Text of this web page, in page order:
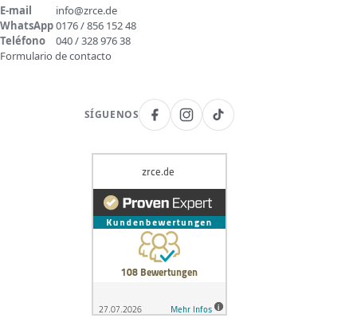
E-mail
info@zrce.de
WhatsApp0176 / 856 152 48
Teléfono
040 / 328 976 38
Formulario de contacto
SÍGUENOS